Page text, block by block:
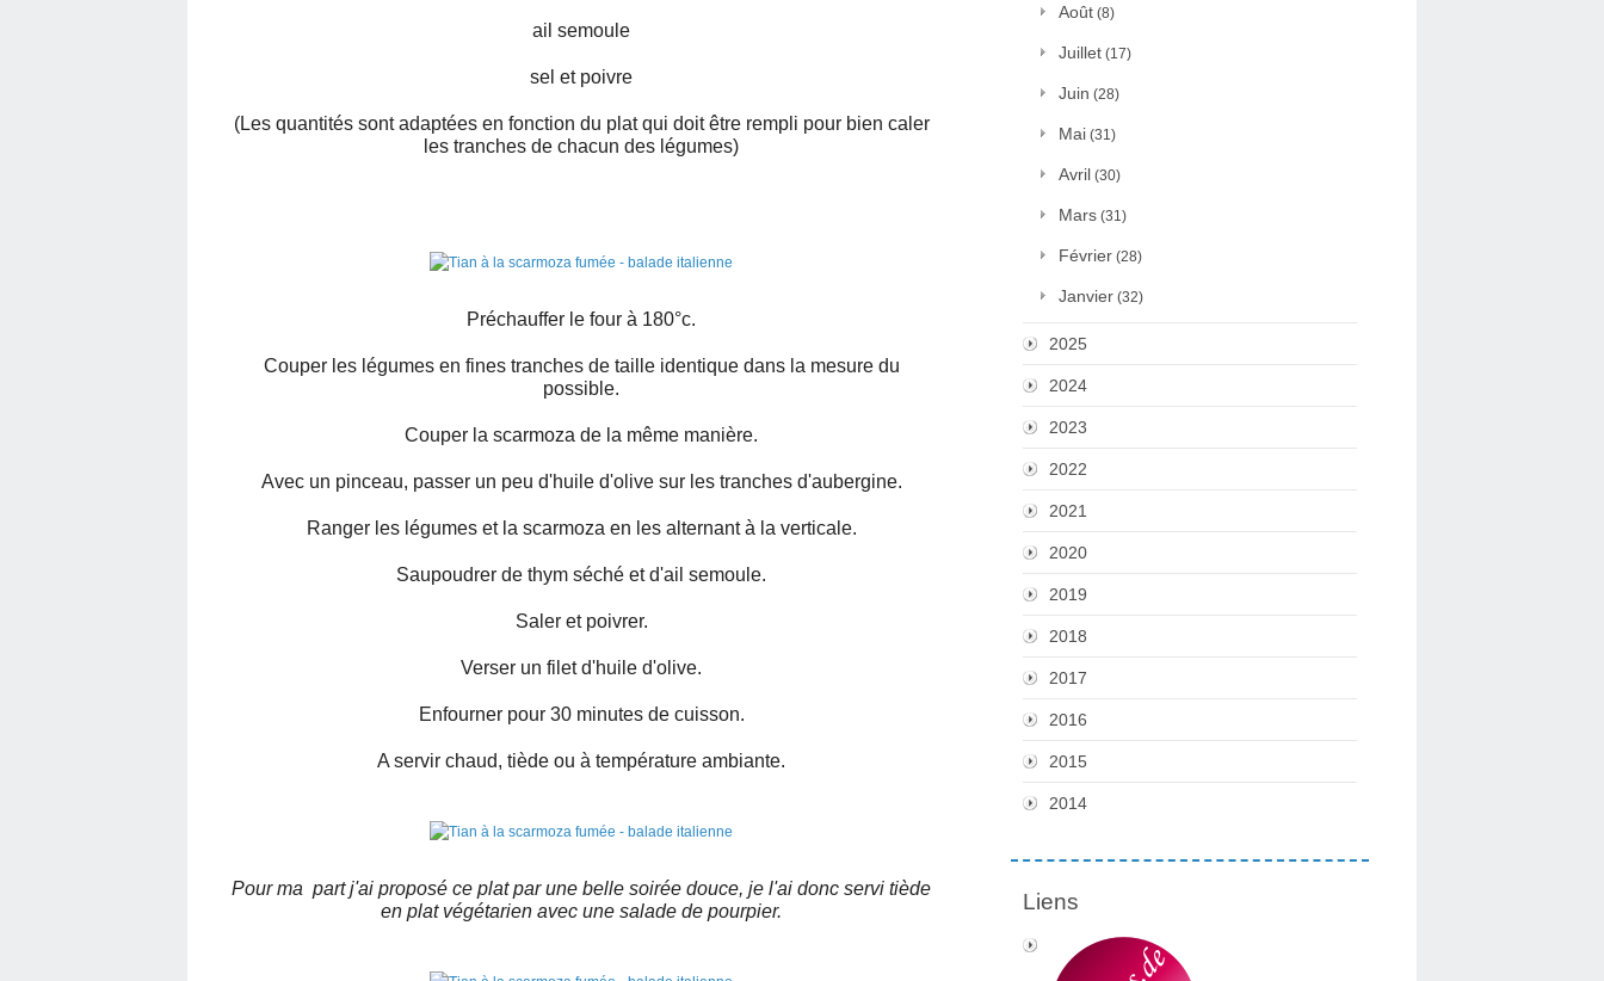
ail semoule
sel et poivre
(Les quantités sont adaptées en fonction du plat qui doit être rempli pour bien caler
les tranches de chacun des légumes)
Préchauffer le four à 180°c.
Couper les légumes en fines tranches de taille identique dans la mesure du
possible.
Couper la scarmoza de la même manière.
Avec un pinceau, passer un peu d'huile d'olive sur les tranches d'aubergine.
Ranger les légumes et la scarmoza en les alternant à la verticale.
Saupoudrer de thym séché et d'ail semoule.
Saler et poivrer.
Verser un filet d'huile d'olive.
Enfourner pour 30 minutes de cuisson.
A servir chaud, tiède ou à température ambiante.
Pour ma part j'ai proposé ce plat par une belle soirée douce, je l'ai donc servi tiède
en plat végétarien avec une salade de pourpier.
Août (8)
Juillet (17)
Juin (28)
Mai (31)
Avril (30)
Mars (31)
Février (28)
Janvier (32)
2025
2024
2023
2022
2021
2020
2019
2018
2017
2016
2015
2014
Liens